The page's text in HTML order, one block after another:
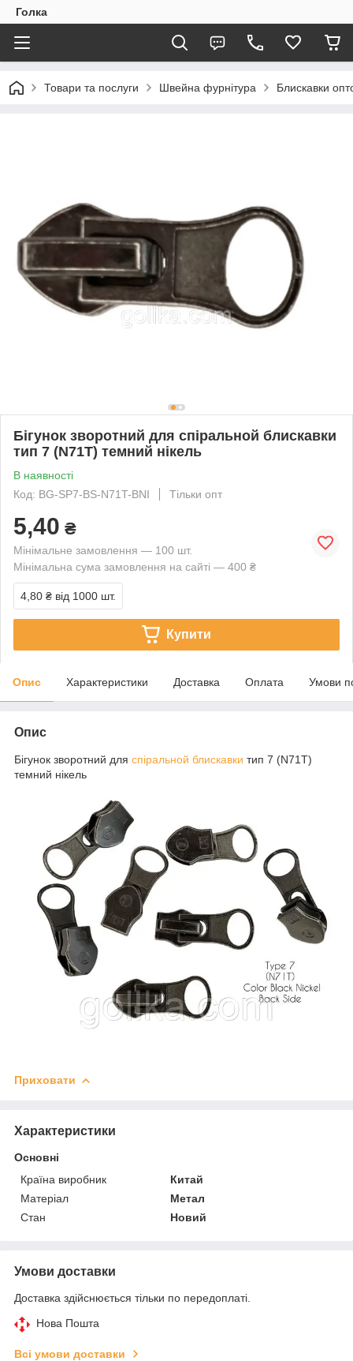
Голка
Товари та послуги Швейна фурнітура Блискавки
Бігунок зворотний для спіральной блискавки
тип 7 (N71T) темний нікель
В наявності
Код: BG-SP7-BS-N71T-BNI
Тільки опт
5,40 ₴
Мінімальне замовлення — 100 шт.
Мінімальна сума замовлення на сайті — 400 ₴
4,80 ₴ від 1000 шт.
Купити
Опис Характеристики Доставка Оплата Умови
Опис
Бігунок зворотний для спіральной блискавки тип 7 (N71T)
темний нікель
Приховати
Характеристики
Основні
Країна виробник
Китай
Матеріал
Метал
Стан
Новий
Умови доставки
Доставка здійснюється тільки по передоплаті.
Нова Пошта
Всі умови доставки